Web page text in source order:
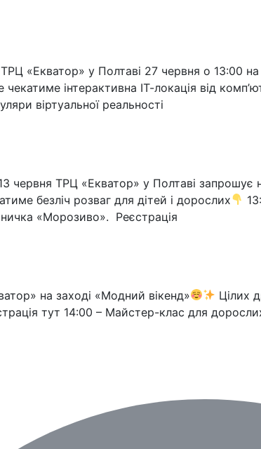
«Екватор» у Полтаві 27 червня о 13:00 на
інтерактивна ІТ-локація від
віртуальної реальності
червня ТРЦ «Екватор» у Полтаві
безліч розваг для дітей і дорослих
«Морозиво». Реєстрація
на заході «Модний вікенд»
Цілих
тут 14:00 – Майстер-клас для